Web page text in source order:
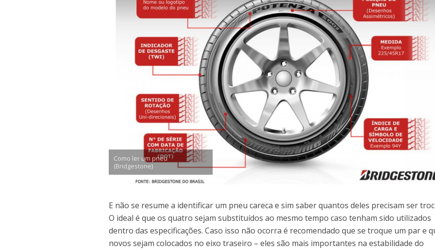
Como ler um pneu
(Bridgestone)
E não se resume a identificar um pneu careca e sim saber quantos deles precisam ser
O ideal é que os quatro sejam substituídos ao mesmo tempo caso tenham sido utilizados
dentro das especificações. Caso isso não ocorra é recomendado que se troque um par e
novos sejam colocados no eixo traseiro – eles são mais importantes na estabilidade do